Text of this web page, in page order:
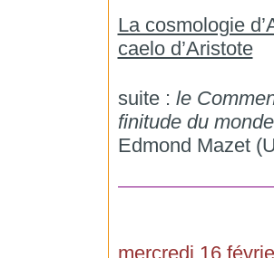
La cosmologie
caelo d’Aristote
suite : le
finitude du
Edmond Mazet
mercredi 16